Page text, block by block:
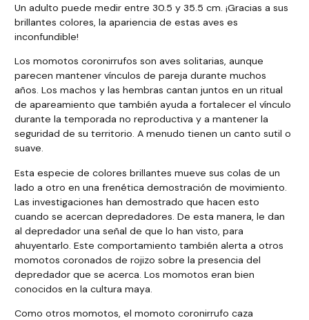
Un adulto puede medir entre 30.5 y 35.5 cm. ¡Gracias a sus
brillantes colores, la apariencia de estas aves es
inconfundible!
Los momotos coronirrufos son aves solitarias, aunque
parecen mantener vínculos de pareja durante muchos
años. Los machos y las hembras cantan juntos en un ritual
de apareamiento que también ayuda a fortalecer el vínculo
durante la temporada no reproductiva y a mantener la
seguridad de su territorio. A menudo tienen un canto sutil o
suave.
Esta especie de colores brillantes mueve sus colas de un
lado a otro en una frenética demostración de movimiento.
Las investigaciones han demostrado que hacen esto
cuando se acercan depredadores. De esta manera, le dan
al depredador una señal de que lo han visto, para
ahuyentarlo. Este comportamiento también alerta a otros
momotos coronados de rojizo sobre la presencia del
depredador que se acerca. Los momotos eran bien
conocidos en la cultura maya.
Como otros momotos, el momoto coronirrufo caza